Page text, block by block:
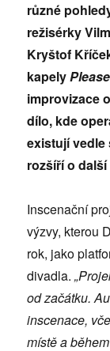
různé
režisérky
Kryštof
kapely
improvizace
dílo, kde
existují vedle
rozšíří o
Inscenační
výzvy, kterou
rok, jako
divadla.
od začátku.
inscenace,
místě a